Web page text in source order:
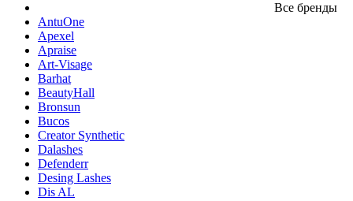
Все бренды
AntuOne
Apexel
Apraise
Art-Visage
Barhat
BeautyHall
Bronsun
Bucos
Creator Synthetic
Dalashes
Defenderr
Desing Lashes
Dis AL